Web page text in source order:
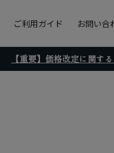
ご利用ガイド お問い合
【重要】価格改定に関す